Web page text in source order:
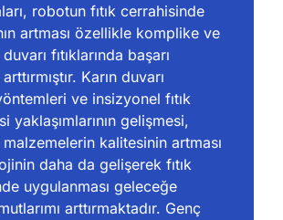
robotun fıtık cerrahisinde
artması özellikle komplike ve
fıtıklarında başarı
Karın duvarı
ve insizyonel fıtık
yaklaşımlarının gelişmesi,
malzemelerin kalitesinin artması
daha da gelişerek fıtık
uygulanması geleceğe
arttırmaktadır. Genç